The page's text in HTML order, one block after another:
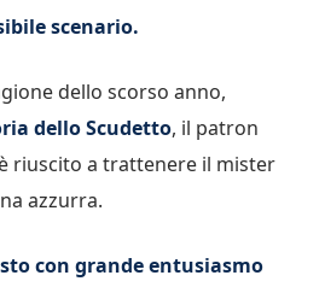
scenario.
dello scorso anno,
dello Scudetto, il patron
riuscito a trattenere il mister
azzurra.
con grande entusiasmo